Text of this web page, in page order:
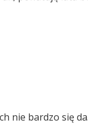
nie bardzo się